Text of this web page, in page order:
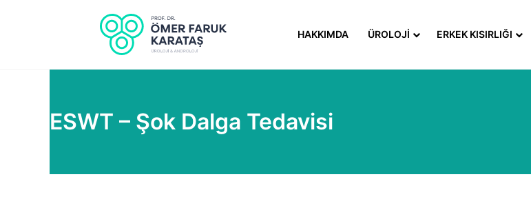
HAKKIMDA ÜROLOJI ERKEK KISIRLIĞI
ESWT – Şok Dalga Tedavisi